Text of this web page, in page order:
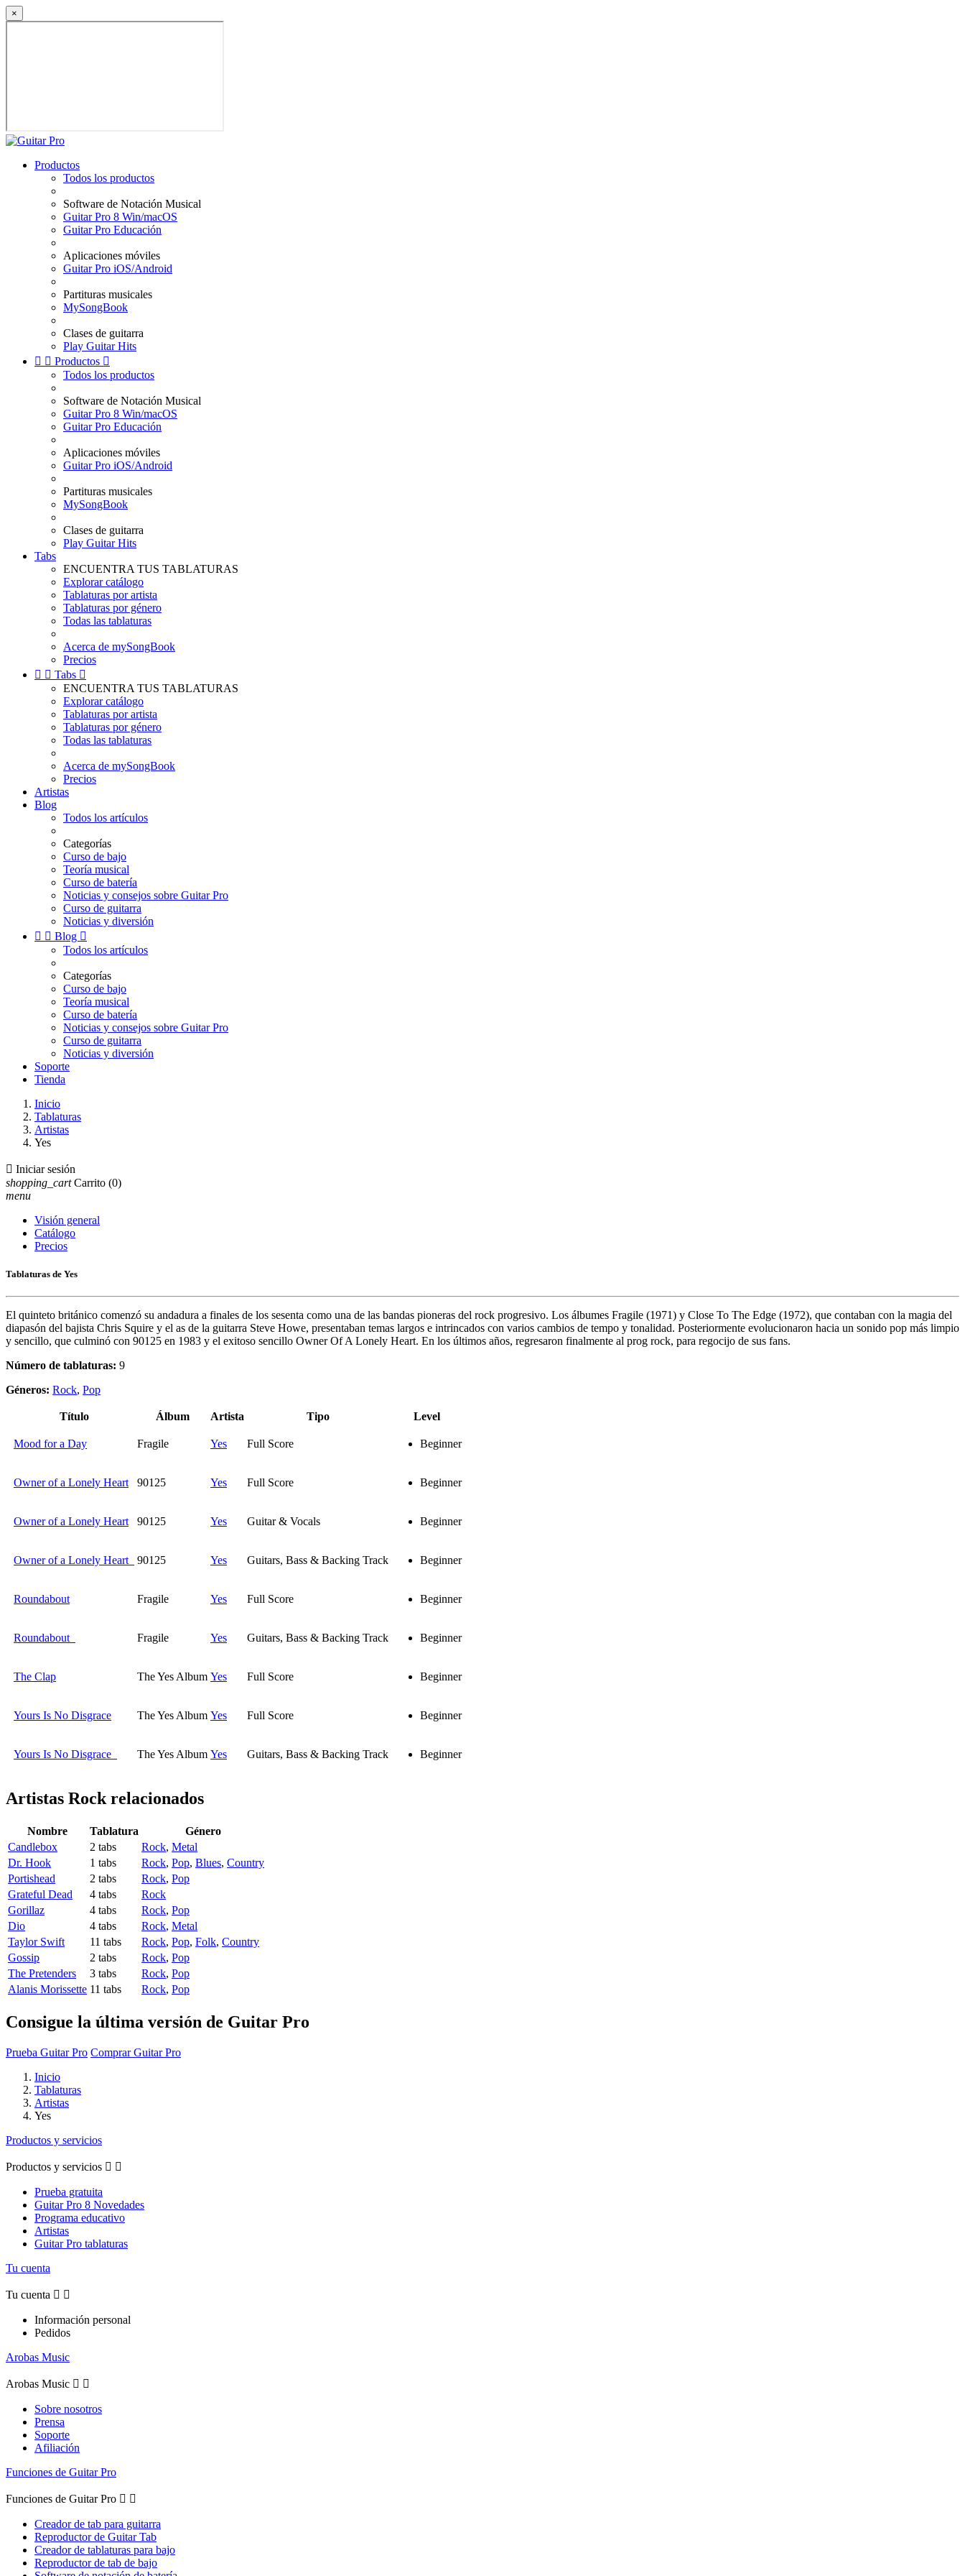
×
Productos
Todos los productos
Software de Notación Musical
Guitar Pro 8 Win/macOS
Guitar Pro Educación
Aplicaciones móviles
Guitar Pro iOS/Android
Partituras musicales
MySongBook
Clases de guitarra
Play Guitar Hits
  Productos 
Todos los productos
Software de Notación Musical
Guitar Pro 8 Win/macOS
Guitar Pro Educación
Aplicaciones móviles
Guitar Pro iOS/Android
Partituras musicales
MySongBook
Clases de guitarra
Play Guitar Hits
Tabs
ENCUENTRA TUS TABLATURAS
Explorar catálogo
Tablaturas por artista
Tablaturas por género
Todas las tablaturas
Acerca de mySongBook
Precios
  Tabs 
ENCUENTRA TUS TABLATURAS
Explorar catálogo
Tablaturas por artista
Tablaturas por género
Todas las tablaturas
Acerca de mySongBook
Precios
Artistas
Blog
Todos los artículos
Categorías
Curso de bajo
Teoría musical
Curso de batería
Noticias y consejos sobre Guitar Pro
Curso de guitarra
Noticias y diversión
  Blog 
Todos los artículos
Categorías
Curso de bajo
Teoría musical
Curso de batería
Noticias y consejos sobre Guitar Pro
Curso de guitarra
Noticias y diversión
Soporte
Tienda
Inicio
Tablaturas
Artistas
Yes
 Iniciar sesión
shopping_cart Carrito (0)
menu
Visión general
Catálogo
Precios
Tablaturas de Yes
El quinteto británico comenzó su andadura a finales de los sesenta como una de las bandas pioneras del rock progresivo. Los álbumes Fragile (1971) y Close To The Edge (1972), que contaban con la magia del
diapasón del bajista Chris Squire y el as de la guitarra Steve Howe, presentaban temas largos e intrincados con varios cambios de tempo y tonalidad. Posteriormente evolucionaron hacia un sonido pop más limpio
y sencillo, que culminó con 90125 en 1983 y el exitoso sencillo Owner Of A Lonely Heart. En los últimos años, regresaron finalmente al prog rock, para regocijo de sus fans.
Número de tablaturas: 9
Géneros: Rock, Pop
Título Álbum Artista Tipo Level
Mood for a Day Fragile Yes Full Score Beginner
Owner of a Lonely Heart 90125 Yes Full Score Beginner
Owner of a Lonely Heart 90125 Yes Guitar & Vocals Beginner
Owner of a Lonely Heart 90125 Yes Guitars, Bass & Backing Track Beginner
Roundabout Fragile Yes Full Score Beginner
Roundabout Fragile Yes Guitars, Bass & Backing Track Beginner
The Clap The Yes Album Yes Full Score Beginner
Yours Is No Disgrace The Yes Album Yes Full Score Beginner
Yours Is No Disgrace The Yes Album Yes Guitars, Bass & Backing Track Beginner
Artistas Rockrelacionados
Nombre Tablatura
Género
Candlebox
2 tabs Rock, Metal
Dr. Hook
1 tabs Rock, Pop, Blues, Country
Portishead
2 tabs Rock, Pop
Grateful Dead
4 tabs
Rock
Gorillaz
4 tabs Rock, Pop
Dio
4 tabs Rock, Metal
Taylor Swift
11 tabs Rock, Pop, Folk, Country
Gossip
2 tabs Rock, Pop
The Pretenders
3 tabs Rock, Pop
Alanis Morissette 11 tabs Rock, Pop
Consigue la última versión de Guitar Pro
Prueba Guitar Pro Comprar Guitar Pro
Inicio
Tablaturas
Artistas
Yes
Productos y servicios
Productos y servicios  
Prueba gratuita
Guitar Pro 8 Novedades
Programa educativo
Artistas
Guitar Pro tablaturas
Tu cuenta
Tu cuenta  
Información personal
Pedidos
Arobas Music
Arobas Music  
Sobre nosotros
Prensa
Soporte
Afiliación
Funciones de Guitar Pro
Funciones de Guitar Pro  
Creador de tab para guitarra
Reproductor de Guitar Tab
Creador de tablaturas para bajo
Reproductor de tab de bajo